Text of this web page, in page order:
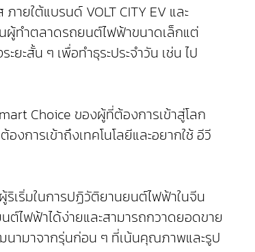
ยใต้แบรนด์ VOLT CITY EV และ
นผู้ทำตลาดรถยนต์ไฟฟ้าขนาดเล็กแต่
ะสั้น ๆ เพื่อทำธุระประจำวัน เช่น ไป
Choice ของผู้ที่ต้องการเข้าสู่โลก
การเข้าถึงเทคโนโลยีและอยากใช้ อีวี
เริ่มในการปฏิวัติยานยนต์ไฟฟ้าในจีน
ไฟฟ้าได้ง่ายและสามารถกวาดยอดขาย
นามาจากรุ่นก่อน ๆ ที่เน้นคุณภาพและรูป